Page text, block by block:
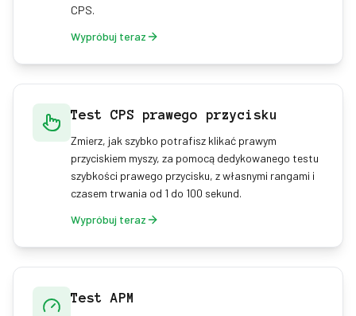
CPS.
Wypróbuj teraz
Test CPS prawego przycisku
Zmierz, jak szybko potrafisz klikać prawym
przyciskiem myszy, za pomocą dedykowanego testu
szybkości prawego przycisku, z własnymi rangami i
czasem trwania od 1 do 100 sekund.
Wypróbuj teraz
Test APM